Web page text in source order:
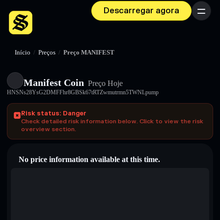
Descarregar agora Menu
Início / Preços / Preço MANIFEST
Manifest Coin Preço Hoje
HNSNs28YsG2DMFFhr8GBSk67tRTZwmutrmn5TWNLpump
Risk status: Danger
Check detailed risk information below. Click to view the risk
overview section.
No price information available at this time.